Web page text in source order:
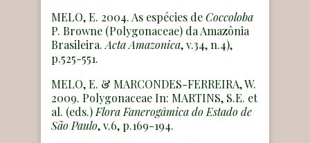
MELO, E. 2004. As espécies deCoccoloba
P. Browne (Polygonaceae) da Amazônia
Brasileira. Acta Amazonica, v.34, n.4),
p.525-551.
MELO, E. & MARCONDES-FERREIRA, W.
2009. Polygonaceae In: MARTINS, S.E. et
al. (eds.) Flora Fanerogâmica do Estado de
São Paulo, v.6, p.169-194.